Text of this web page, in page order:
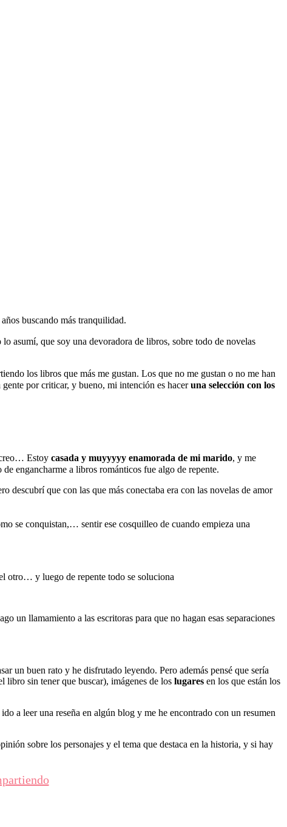
buscando más tranquilidad.
asumí, que soy una devoradora de libros, sobre todo de novelas
los libros que más me gustan. Los que no me gustan o no me han
por criticar, y bueno, mi intención es haceruna selección con los
creo… Estoy casada y muyyyyy enamorada de mi marido, y me
engancharme a libros románticos fue algo de repente.
descubrí que con las que más conectaba era con las novelas de amor
se conquistan,… sentir ese cosquilleo de cuando empieza una
otro… y luego de repente todo se soluciona
un llamamiento a las escritoras para que no hagan esas separaciones
un buen rato y he disfrutado leyendo. Pero además pensé que sería
libro sin tener que buscar), imágenes de los lugares en los que están los
a leer una reseña en algún blog y me he encontrado con un resumen
sobre los personajes y el tema que destaca en la historia, y si hay